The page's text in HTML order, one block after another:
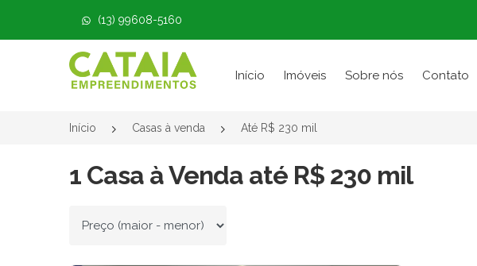
(13) 99608-5160
Página inicial
Início Imóveis Sobre nós Contato
Início Casas à venda Até R$ 230 mil
1 Casa à Venda até R$ 230 mil
Ordenar por